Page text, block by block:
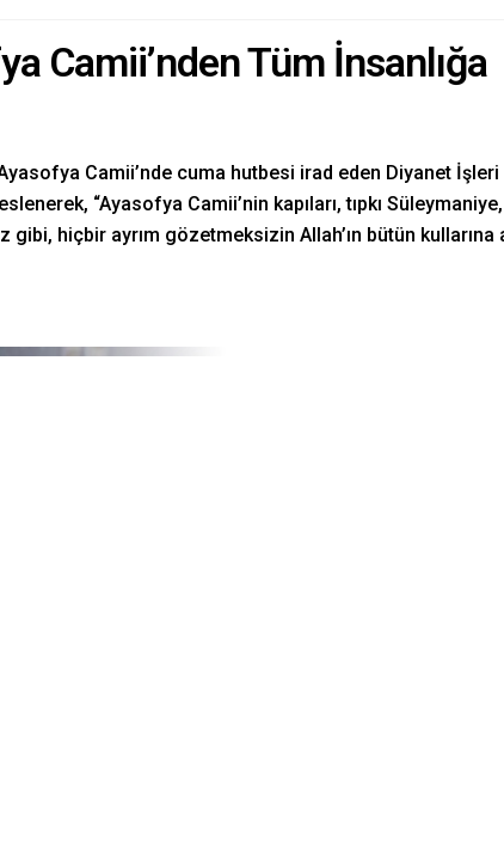
Camii’nden Tüm İnsanlığa
Camii’nde cuma hutbesi irad eden Diyanet İşleri
“Ayasofya Camii’nin kapıları, tıpkı Süleymaniye,
hiçbir ayrım gözetmeksizin Allah’ın bütün kullarına